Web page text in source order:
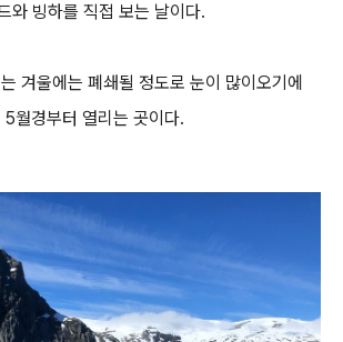
와 빙하를 직접 보는 날이다.
겨울에는 폐쇄될 정도로 눈이 많이오기에
월경부터 열리는 곳이다.